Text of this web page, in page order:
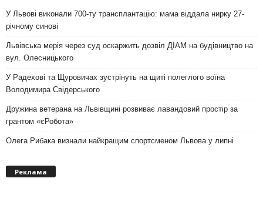
У Львові виконали 700-ту трансплантацію: мама віддала нирку 27-
річному синові
Львівська мерія через суд оскаржить дозвіл ДІАМ на будівництво на
вул. Олесницького
У Радехові та Щуровичах зустрінуть на щиті полеглого воїна
Володимира Свідерського
Дружина ветерана на Львівщині розвиває лавандовий простір за
грантом «єРобота»
Олега Рибака визнали найкращим спортсменом Львова у липні
Реклама